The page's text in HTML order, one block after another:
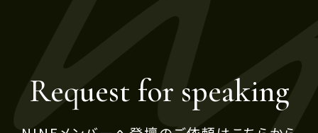
Request for speaking